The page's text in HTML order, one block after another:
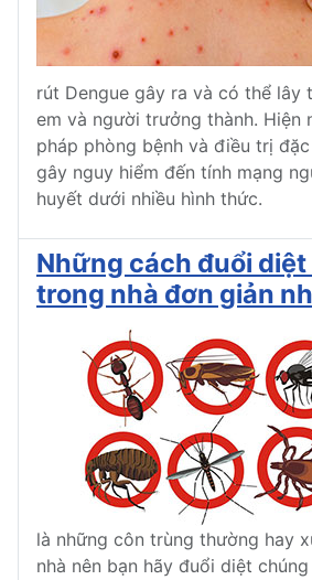
rút Dengue gây ra và có thể lây
em và người trưởng thành. Hiện
pháp phòng bệnh và điều trị
gây nguy hiểm đến tính mạng
huyết dưới nhiều hình thức.
Những cách đuổi
trong nhà đơn giản
là những côn trùng thường hay
nhà nên bạn hãy đuổi diệt